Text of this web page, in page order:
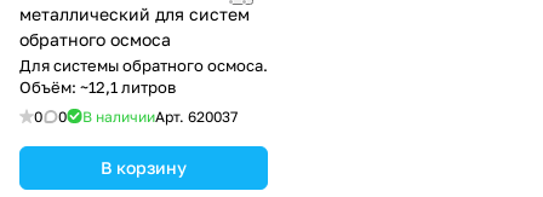
металлический для систем
обратного осмоса
Для системы обратного осмоса.
Объём: ~12,1 литров
0 0 В наличииАрт. 620037
В корзину